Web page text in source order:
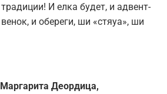
традиции! И елка будет, и адвент-
венок, и обереги, ши «стяуа», ши
Маргарита Деордица,